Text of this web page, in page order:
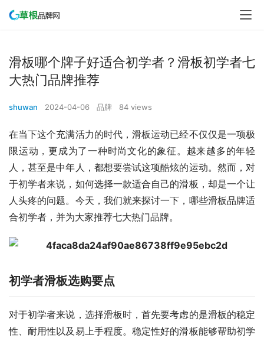
滑板哪个牌子好适合初学者？滑板初学者七
大热门品牌推荐
shuwan 2024-04-06 品牌 84 views
在当下这个充满活力的时代，滑板运动已经不仅仅是一项极
限运动，更成为了一种时尚文化的象征。越来越多的年轻
人，甚至是中年人，都想要尝试这项酷炫的运动。然而，对
于初学者来说，如何选择一款适合自己的滑板，却是一个让
人头疼的问题。今天，我们就来探讨一下，哪些滑板品牌适
合初学者，并为大家推荐七大热门品牌。
初学者滑板选购要点
对于初学者来说，选择滑板时，首先要考虑的是滑板的稳定
性、耐用性以及易上手程度。稳定性好的滑板能够帮助初学